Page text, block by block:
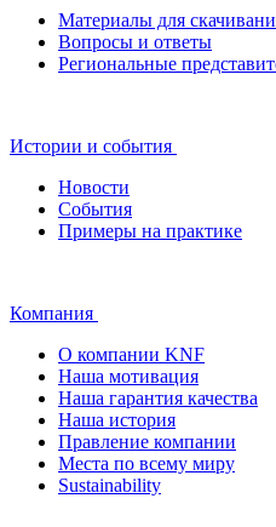
Материалы для
Вопросы и ответы
Региональные
Истории и события
Новости
События
Примеры на практике
Компания
О компании KNF
Наша мотивация
Наша гарантия качества
Наша история
Правление компании
Места по всему миру
Sustainability